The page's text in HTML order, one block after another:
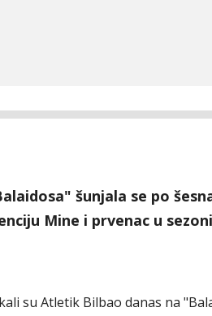
šunjala se po
Mine i prvenac u
su Atletik Bilbao danas na